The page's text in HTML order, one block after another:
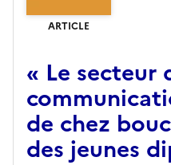
ARTICLE
« Le secteur
de chez
des jeunes